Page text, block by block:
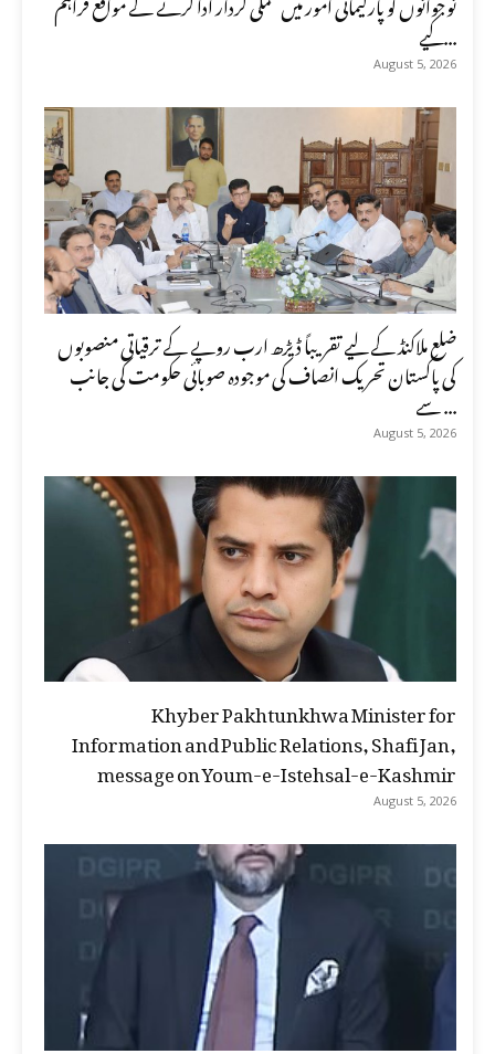
کیے...
August 5, 2026
ضلع ملاکنڈ کے لیے تقریباً ڈیڑھ ارب روپے کے ترقیاتی منصوبوں
کی پاکستان تحریک انصاف کی موجودہ صوبائی حکومت کی جانب
سے ...
August 5, 2026
Khyber Pakhtunkhwa Minister for
Information and Public Relations, Shafi Jan,
message on Youm-e-Istehsal-e-Kashmir
August 5, 2026